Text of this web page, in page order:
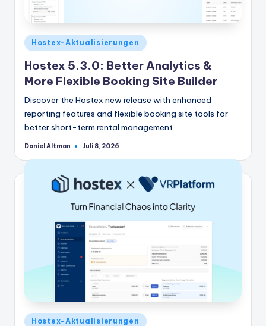
Veröffentlicht
in
Hostex-Aktualisierungen
Hostex 5.3.0: Better Analytics &
More Flexible Booking Site Builder
Discover the Hostex new release with enhanced
reporting features and flexible booking site tools for
better short-term rental management.
Geschrieben
Daniel Altman Juli 8, 2026
Veröffentlicht
Hostex-Aktualisierungen